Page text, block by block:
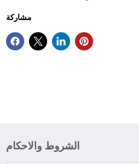
مشاركة
الشروط والاحكام